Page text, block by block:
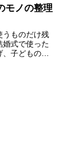
ます。職場で
...
モノの整理
うものだけ残
婚式で使った
子どもの作